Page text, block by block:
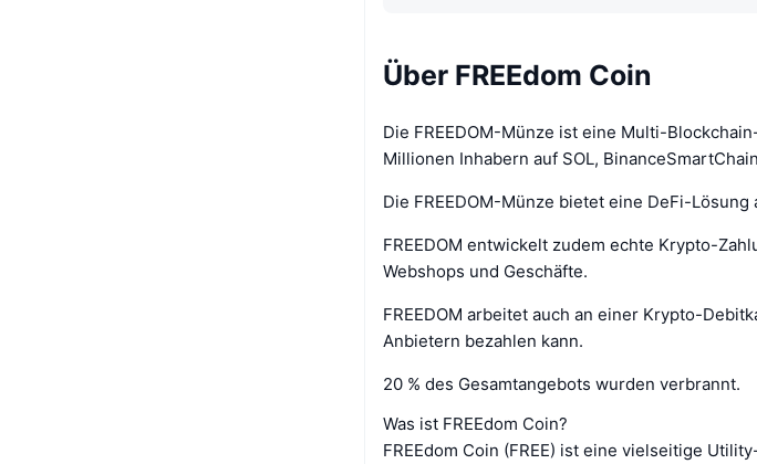
Über FREEdom Coin
Die FREEDOM-Münze ist eine Multi-
Millionen Inhabern auf SOL,
Die FREEDOM-Münze bietet eine DeFi-Lösung
FREEDOM entwickelt zudem echte Krypto-
Webshops und Geschäfte.
FREEDOM arbeitet auch an einer Krypto-
Anbietern bezahlen kann.
20 % des Gesamtangebots wurden verbrannt.
Was ist FREEdom Coin?
FREEdom Coin (FREE) ist eine vielseitige